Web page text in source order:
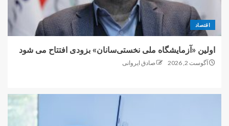
اقتصاد
اولین «آزمایشگاه ملی نخستی‌سانان» بزودی افتتاح می شود
آگوست 2, 2026 صادق ایروانی